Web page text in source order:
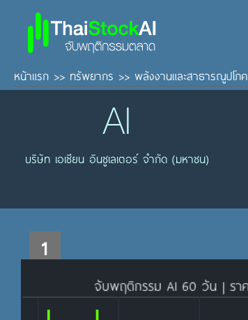
หน้าแรก >> ทรัพยากร >> พลังงานและสาธารณูปโภค
AI
บริษัท เอเชียน อินซูเลเตอร์ จำกัด (มหาชน)
1